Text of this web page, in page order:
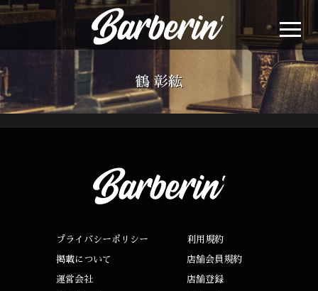
鶴 彰紘
プライバシーポリシー 利用規約
掲載について 店舗会員規約
運営会社 店舗登録